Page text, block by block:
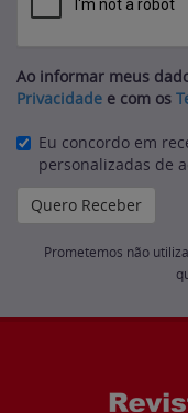
Ao informar meus
Privacidade e com os
Eu concordo em
personalizadas de
Prometemos não